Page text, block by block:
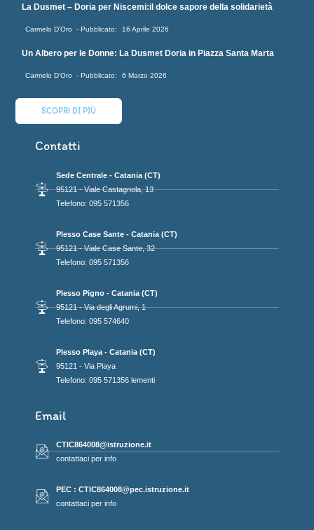
La Dusmet – Doria per Niscemi:il dolce sapore della solidarietà
Carmelo D'Oro 16 Aprile 2026
Un Albero per le Donne: La Dusmet Doria in Piazza Santa Marta
Carmelo D'Oro 6 Marzo 2026
SCOPRI DI PIÙ
Contatti
Sede Centrale - Catania (CT)
95121 - Viale Castagnola, 13
Telefono: 095 571356
Plesso Case Sante - Catania (CT)
95121 - Viale Case Sante, 32
Telefono: 095 571356
Plesso Pigno - Catania (CT)
95121 - Via degli Agrumi, 1
Telefono: 095 574640
Plesso Playa - Catania (CT)
95121 - Via Playa
Telefono: 095 571356 lementi
Email
CTIC864008@istruzione.it
contattaci per info
PEC : CTIC864008@pec.istruzione.it
contattaci per info